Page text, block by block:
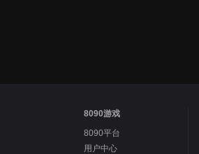
8090游戏
8090平台
用户中心